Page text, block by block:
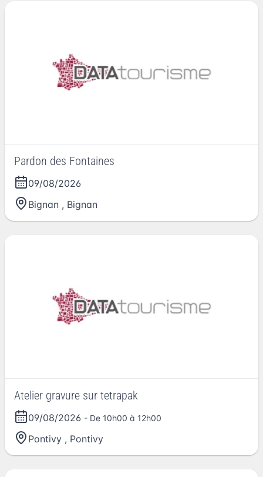
Pardon des Fontaines
09/08/2026
Bignan , Bignan
Atelier gravure sur tetrapak
09/08/2026 - De 10h00 à 12h00
Pontivy , Pontivy